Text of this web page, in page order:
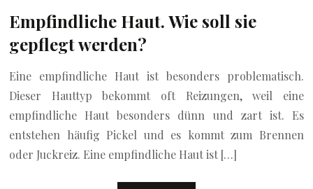
Empfindliche Haut. Wie soll sie
gepflegt werden?
Eine empfindliche Haut ist besonders problematisch.
Dieser Hauttyp bekommt oft Reizungen, weil eine
empfindliche Haut besonders dünn und zart ist. Es
entstehen häufig Pickel und es kommt zum Brennen
oder Juckreiz. Eine empfindliche Haut ist […]